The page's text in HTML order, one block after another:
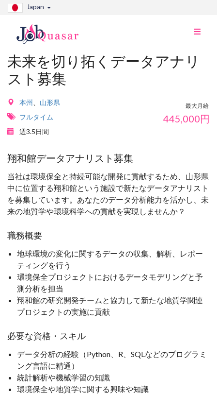
Japan
ナ
り
未来を切り拓くデータアナリ
スト募集
本州
山形県
フルタイム
週3.5日間
最大月給
445,000円
翔和館データアナリスト募集
当社は環境保全と持続可能な開発に貢献するため、山形県
中に位置する翔和館という施設で新たなデータアナリスト
を募集しています。あなたのデータ分析能力を活かし、未
来の地質学や環境科学への貢献を実現しませんか？
職務概要
地球環境の変化に関するデータの収集、解析、レポー
ティングを行う
環境保全プロジェクトにおけるデータモデリングと予
測分析を担当
翔和館の研究開発チームと協力して新たな地質学関連
プロジェクトの実施に貢献
必要な資格・スキル
データ分析の経験（Python、R、SQLなどのプログラミ
ング言語に精通）
統計解析や機械学習の知識
環境保全や地質学に関する興味や知識